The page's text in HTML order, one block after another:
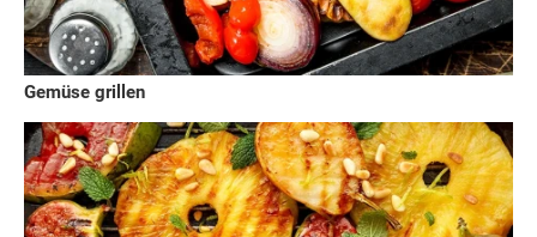
Gemüse grillen